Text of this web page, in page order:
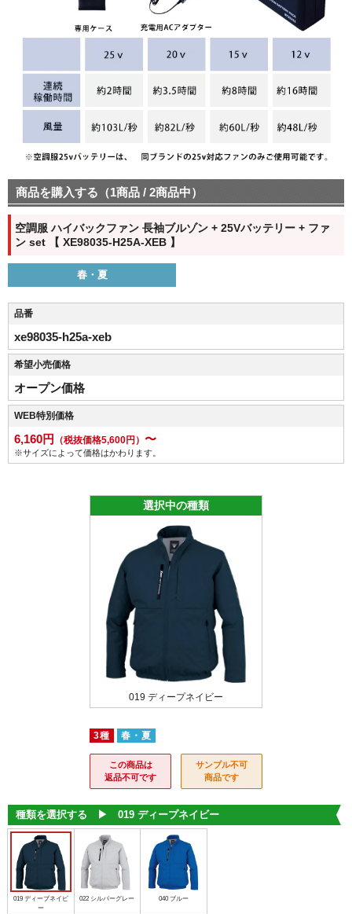
商品を購入する（1商品 / 2商品中）
空調服 ハイバックファン 長袖ブルゾン + 25Vバッテリー + ファ
ン set 【 XE98035-H25A-XEB 】
春・夏
品番
xe98035-h25a-xeb
希望小売価格
オープン価格
WEB特別価格
6,160円 （税抜価格5,600円） 〜
※サイズによって価格はかわります。
選択中の種類
019 ディープネイビー
3種 春・夏
この商品は
返品不可です
サンプル不可
商品です
種類を選択する ▶︎ 019 ディープネイビー
019 ディープネイビ
ー
022 シルバーグレー 040 ブルー